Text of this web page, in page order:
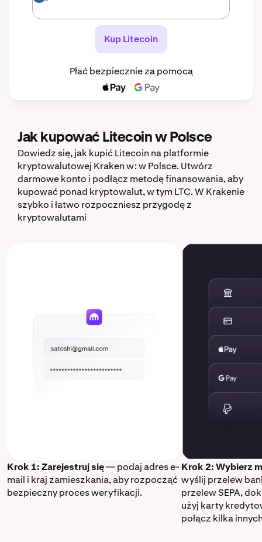
Kup Litecoin
Płać bezpiecznie za pomocą
Jak kupować Litecoin w Polsce
Dowiedz się, jak kupić Litecoin na platformie
kryptowalutowej Kraken w: w Polsce. Utwórz
darmowe konto i podłącz metodę finansowania, aby
kupować ponad kryptowalut, w tym LTC. W Krakenie
szybko i łatwo rozpoczniesz przygodę z
kryptowalutami
Krok 1: Zarejestruj się— podaj adres e-
mail i kraj zamieszkania, aby rozpocząć
bezpieczny proces weryfikacji.
Krok 2: Wybierz
wyślij przelew
przelew SEPA,
użyj karty
połącz kilka